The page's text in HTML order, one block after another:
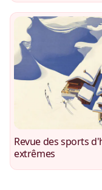
Revue des sports
extrêmes